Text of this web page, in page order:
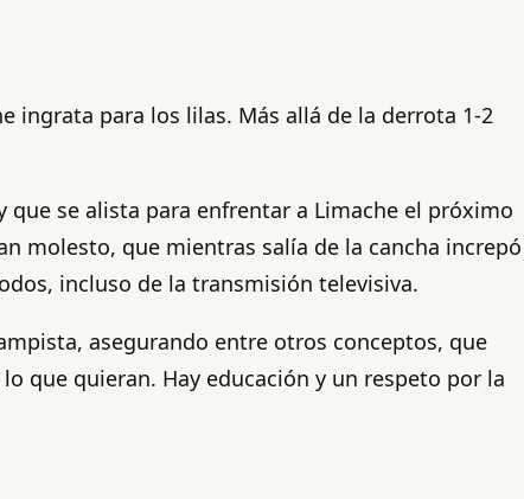
ingrata para los lilas. Más allá de la derrota 1-2
se alista para enfrentar a Limache el próximo
molesto, que mientras salía de la cancha increpó
incluso de la transmisión televisiva.
asegurando entre otros conceptos, que
que quieran. Hay educación y un respeto por la